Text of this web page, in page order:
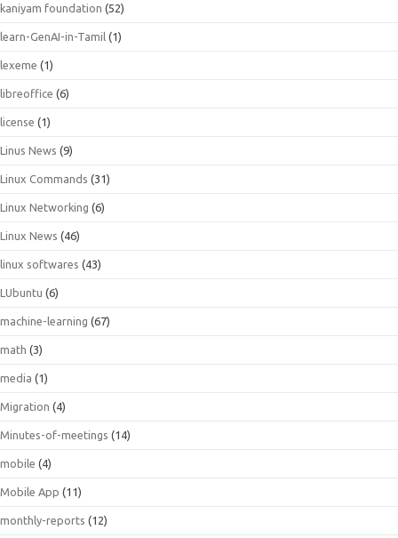
kaniyam foundation (52)
learn-GenAI-in-Tamil (1)
lexeme (1)
libreoffice (6)
license (1)
Linus News (9)
Linux Commands (31)
Linux Networking (6)
Linux News (46)
linux softwares (43)
LUbuntu (6)
machine-learning (67)
math (3)
media (1)
Migration (4)
Minutes-of-meetings (14)
mobile (4)
Mobile App (11)
monthly-reports (12)